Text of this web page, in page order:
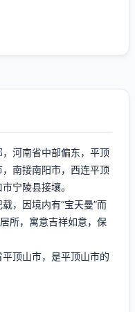
河南省中部偏东，平顶
南接南阳市，西连平顶
宁陵县接壤。
，因境内有“宝天曼”而
所，寓意吉祥如意，保
顶山市，是平顶山市的